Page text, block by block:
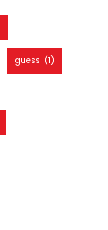
guess (1)